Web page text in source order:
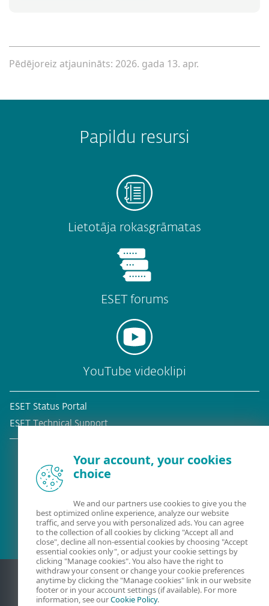
Pēdējoreiz atjaunināts: 2026. gada 13. apr.
Papildu resursi
Lietotāja rokasgrāmatas
ESET forums
YouTube videoklipi
ESET Status Portal
ESET Technical Support
Esošais klients?
Your account, your cookies
choice
We and our partners use cookies to give you the
best optimized online experience, analyze our website
traffic, and serve you with personalized ads. You can agree
to the collection of all cookies by clicking "Accept all and
close", decline all non-essential cookies by choosing "Accept
essential cookies only", or adjust your cookie settings by
clicking "Manage cookies". You also have the right to
withdraw your consent or change your cookie preferences
anytime by clicking the "Manage cookies" link in our website
footer or in your account settings (if available). For more
information, see ourCookie Policy.